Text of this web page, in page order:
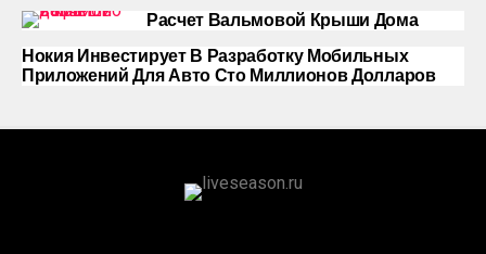
Расчет Вальмовой Крыши Дома
Нокия Инвестирует В Разработку Мобильных
Приложений Для Авто Сто Миллионов Долларов